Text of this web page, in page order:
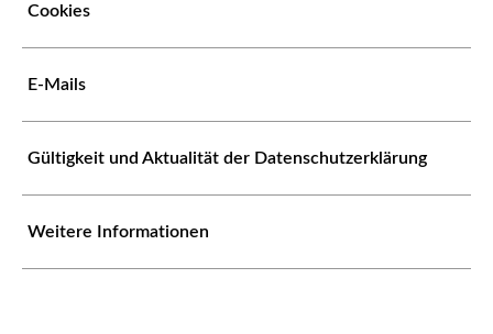
Cookies
E-Mails
Gültigkeit und Aktualität der Datenschutzerklärung
Weitere Informationen